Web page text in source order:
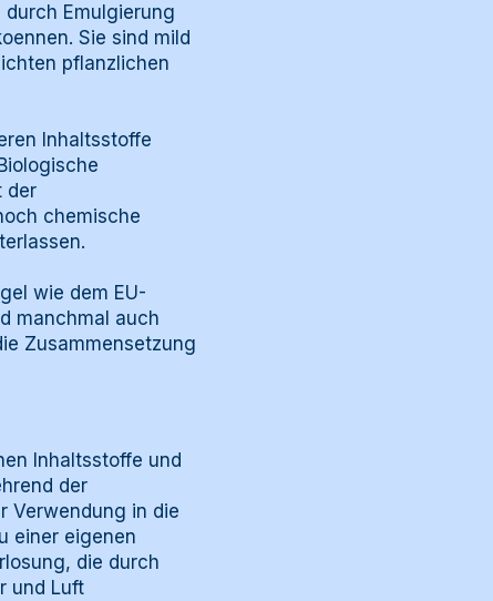
Emulgierung
Sie sind mild
pflanzlichen
Inhaltsstoffe
der
chemische
wie dem EU-
manchmal auch
Zusammensetzung
Inhaltsstoffe und
der
Verwendung in die
einer eigenen
die durch
und Luft